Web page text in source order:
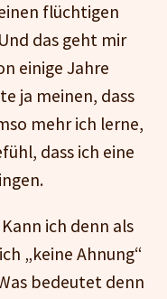
flüchtigen
das geht mir
einige Jahre
ja meinen, dass
mehr ich lerne,
dass ich eine
ich denn als
„keine Ahnung“
bedeutet denn